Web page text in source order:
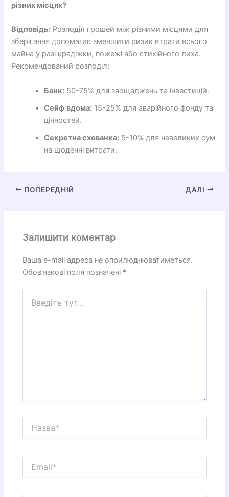
різних місцях?
Відповідь: Розподіл грошей між різними місцями для
зберігання допомагає зменшити ризик втрати всього
майна у разі крадіжки, пожежі або стихійного лиха.
Рекомендований розподіл:
Банк: 50-75% для заощаджень та інвестицій.
Сейф вдома: 15-25% для аварійного фонду та
цінностей.
Секретна схованка: 5-10% для невеликих сум
на щоденні витрати.
ПОПЕРЕДНІЙ ДАЛІ
Залишити коментар
Ваша e-mail адреса не оприлюднюватиметься.
Обов’язкові поля позначені *
тут...